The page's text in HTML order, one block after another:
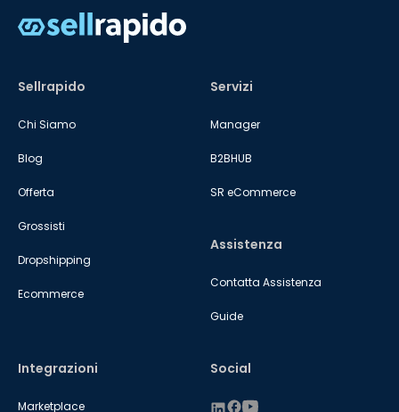
Sellrapido
Chi Siamo
Blog
Offerta
Grossisti
Dropshipping
Ecommerce
Servizi
Manager
B2BHUB
SR eCommerce
Integrazioni
Marketplace
Assistenza
Contatta Assistenza
Guide
Social